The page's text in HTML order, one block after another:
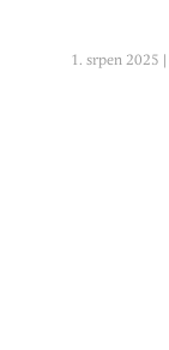
1. srpen 2025 |